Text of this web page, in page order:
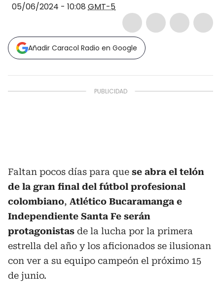
05/06/2024 - 10:08 GMT-5
Añadir Caracol Radio en Google
Faltan pocos días para que se abra el telón
de la gran final del fútbol profesional
colombiano, Atlético Bucaramanga e
Independiente Santa Fe serán
protagonistas de la lucha por la primera
estrella del año y los aficionados se ilusionan
con ver a su equipo campeón el próximo 15
de junio.